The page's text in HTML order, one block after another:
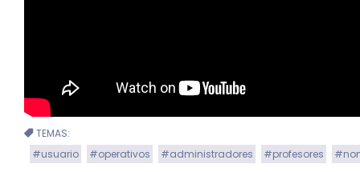
TEMAS:
#usuario
#operativos #administradores #profesores